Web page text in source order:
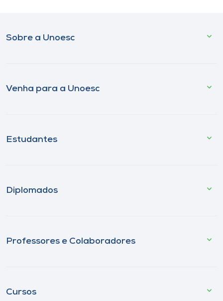
Sobre a Unoesc
Venha para a Unoesc
Estudantes
Diplomados
Professores e Colaboradores
Cursos